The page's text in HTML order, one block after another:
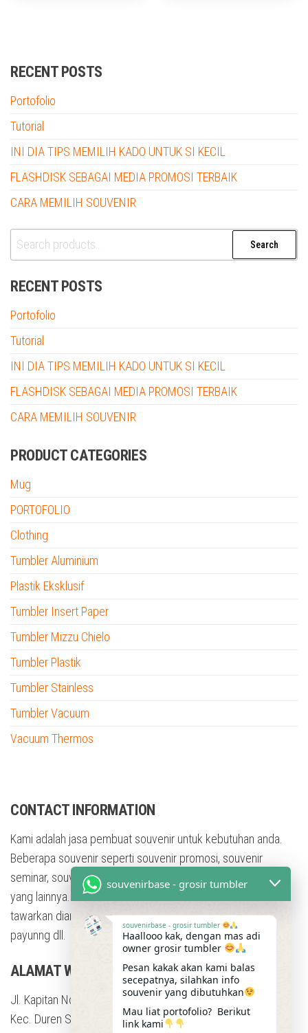
RECENT POSTS
Portofolio
Tutorial
INI DIA TIPS MEMILIH KADO UNTUK SI KECIL
FLASHDISK SEBAGAI MEDIA PROMOSI TERBAIK
CARA MEMILIH SOUVENIR
Search
for:
Search
RECENT POSTS
Portofolio
Tutorial
INI DIA TIPS MEMILIH KADO UNTUK SI KECIL
FLASHDISK SEBAGAI MEDIA PROMOSI TERBAIK
CARA MEMILIH SOUVENIR
PRODUCT CATEGORIES
Mug
PORTOFOLIO
Clothing
Tumbler Aluminium
Plastik Eksklusif
Tumbler Insert Paper
Tumbler Mizzu Chielo
Tumbler Plastik
Tumbler Stainless
Tumbler Vacuum
Vacuum Thermos
CONTACT INFORMATION
Kami adalah jasa pembuat souvenir untuk kebutuhan anda.
Beberapa souvenir seperti souvenir promosi, souvenir
seminar, souvenir training, souvenir pesta, dan masih banyak
yang lainnya. Dengan berbagai bentuk souvenir yang kami
tawarkan diantaranya adalah tumbler, mug, flashdisk, Kaos,
payunng dll.
ALAMAT WORKSHOP
Jl. Kapitan No.23b, RT.9/RW.4, Klender
Kec. Duren Sawit, Kota Jakarta Timur,
souvenirbase - grosir tumbler
souvenirbase - grosir tumbler
Haallooo kak, dengan mas adi
owner grosir tumbler
Pesan kakak akan kami balas
secepatnya, silahkan info
souvenir yang dibutuhkan
Mau liat portofolio? Berikut
link kami